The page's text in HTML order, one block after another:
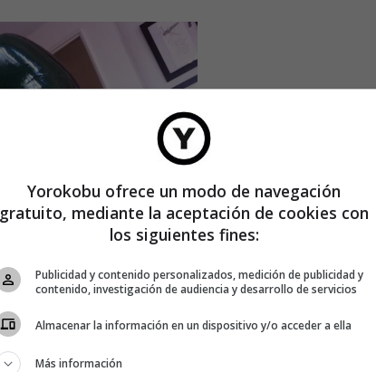
Yorokobu ofrece un modo de navegación
gratuito, mediante la aceptación de cookies con
los siguientes fines:
Publicidad y contenido personalizados, medición de publicidad y
contenido, investigación de audiencia y desarrollo de servicios
Almacenar la información en un dispositivo y/o acceder a ella
Más información